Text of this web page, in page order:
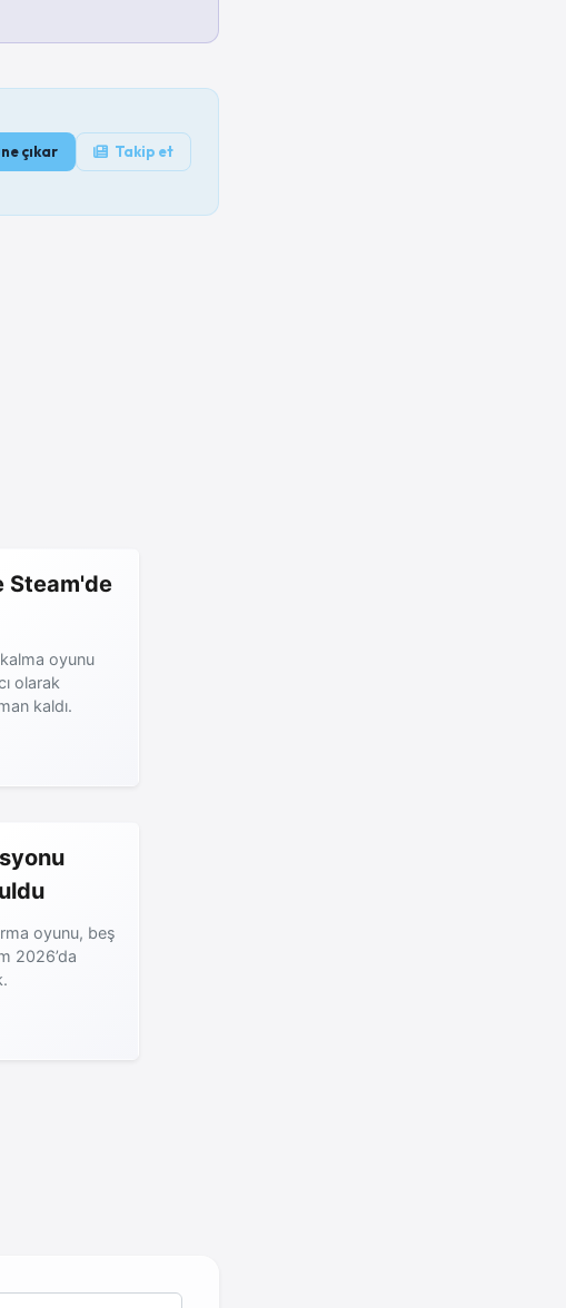
çıkar Takip et
Steam'de
oyunu
olarak
kaldı.
oyunu, beş
2026’da